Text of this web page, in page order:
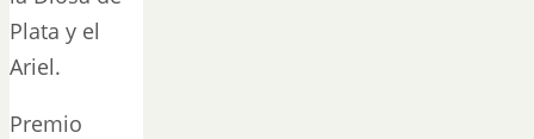
Plata y el
Ariel.
Premio